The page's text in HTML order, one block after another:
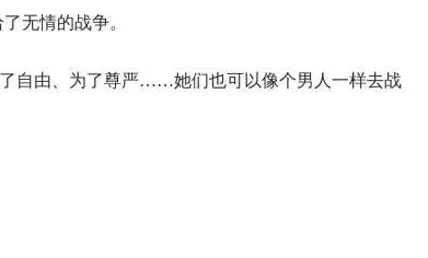
无情的战争。
自由、为了尊严……她们也可以像个男人一样去战